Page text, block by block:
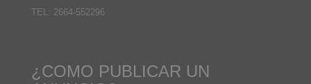
TEL: 2664-552296
¿COMO PUBLICAR UN